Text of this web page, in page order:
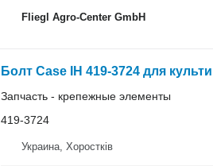
Fliegl Agro-Center GmbH
Болт Case IH 419-3724 для
Запчасть - крепежные элементы
419-3724
Украина, Хоростків